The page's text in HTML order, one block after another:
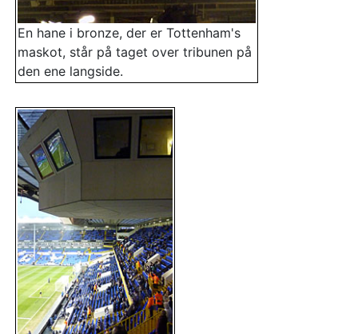
En hane i bronze, der er Tottenham's
maskot, står på taget over tribunen på
den ene langside.